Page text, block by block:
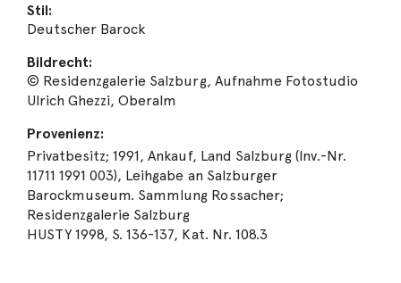
Stil:
Deutscher Barock
Bildrecht:
© Residenzgalerie Salzburg, Aufnahme Fotostudio
Ulrich Ghezzi, Oberalm
Provenienz:
Privatbesitz; 1991, Ankauf, Land Salzburg (Inv.-Nr.
11711 1991 003), Leihgabe an Salzburger
Barockmuseum. Sammlung Rossacher;
Residenzgalerie Salzburg
HUSTY 1998, S. 136-137, Kat. Nr. 108.3